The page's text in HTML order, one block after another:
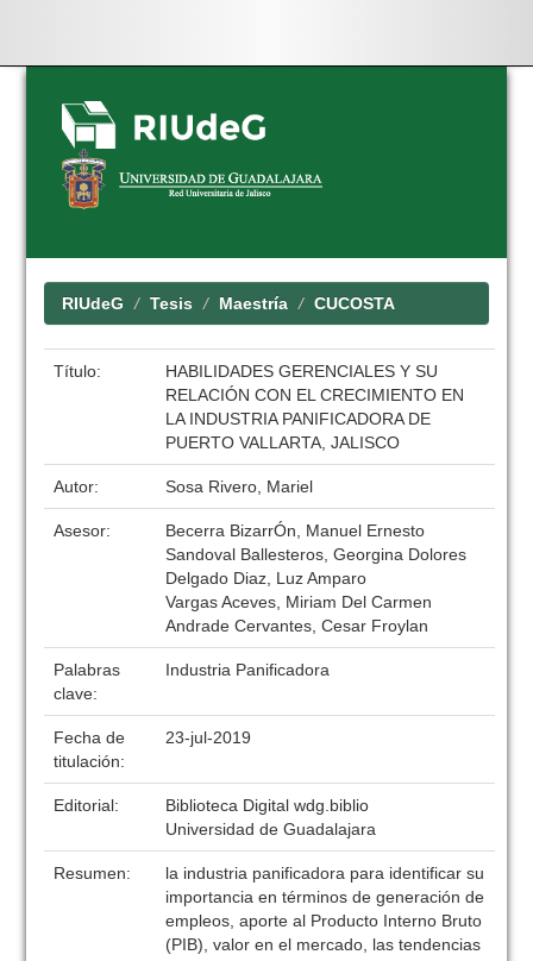
Skip
navigation
RIUdeG Tesis Maestría CUCOSTA
Título:
HABILIDADES GERENCIALES Y SU
RELACIÓN CON EL CRECIMIENTO EN
LA INDUSTRIA PANIFICADORA DE
PUERTO VALLARTA, JALISCO
Autor: Sosa Rivero, Mariel
Asesor:
Becerra BizarrÓn, Manuel Ernesto
Sandoval Ballesteros, Georgina Dolores
Delgado Diaz, Luz Amparo
Vargas Aceves, Miriam Del Carmen
Andrade Cervantes, Cesar Froylan
Palabras
clave:
Industria Panificadora
Fecha de
titulación:
23-jul-2019
Editorial:
Biblioteca Digital wdg.biblio
Universidad de Guadalajara
Resumen:
la industria panificadora para identificar su
importancia en términos de generación de
empleos, aporte al Producto Interno Bruto
(PIB), valor en el mercado, las tendencias